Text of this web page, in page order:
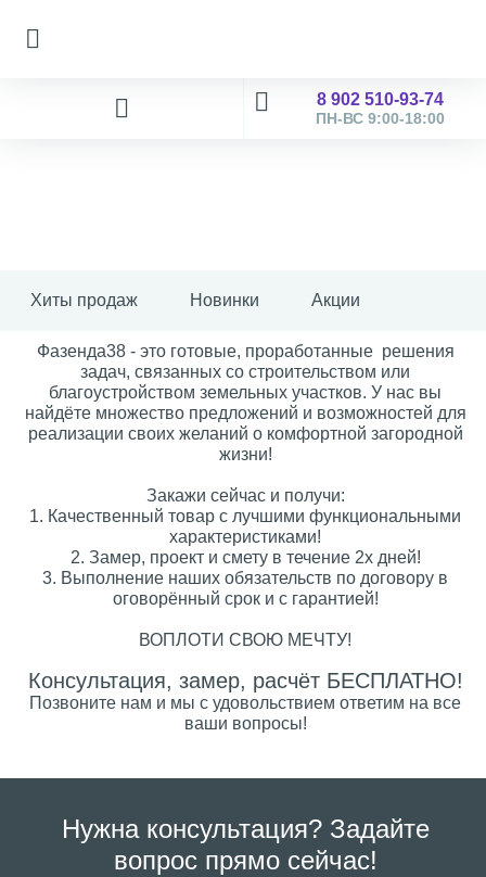
8 902 510-93-74
ПН-ВС 9:00-18:00
Хиты продаж Новинки Акции
Фазенда38 - это готовые, проработанные решения
задач, связанных со строительством или
благоустройством земельных участков. У нас вы
найдёте множество предложений и возможностей для
реализации своих желаний о комфортной загородной
жизни!
Закажи сейчас и получи:
1. Качественный товар с лучшими функциональными
характеристиками!
2. Замер, проект и смету в течение 2х дней!
3. Выполнение наших обязательств по договору в
оговорённый срок и с гарантией!
ВОПЛОТИ СВОЮ МЕЧТУ!
Консультация, замер, расчёт БЕСПЛАТНО!
Позвоните нам и мы с удовольствием ответим на все
ваши вопросы!
Нужна консультация? Задайте
вопрос прямо сейчас!